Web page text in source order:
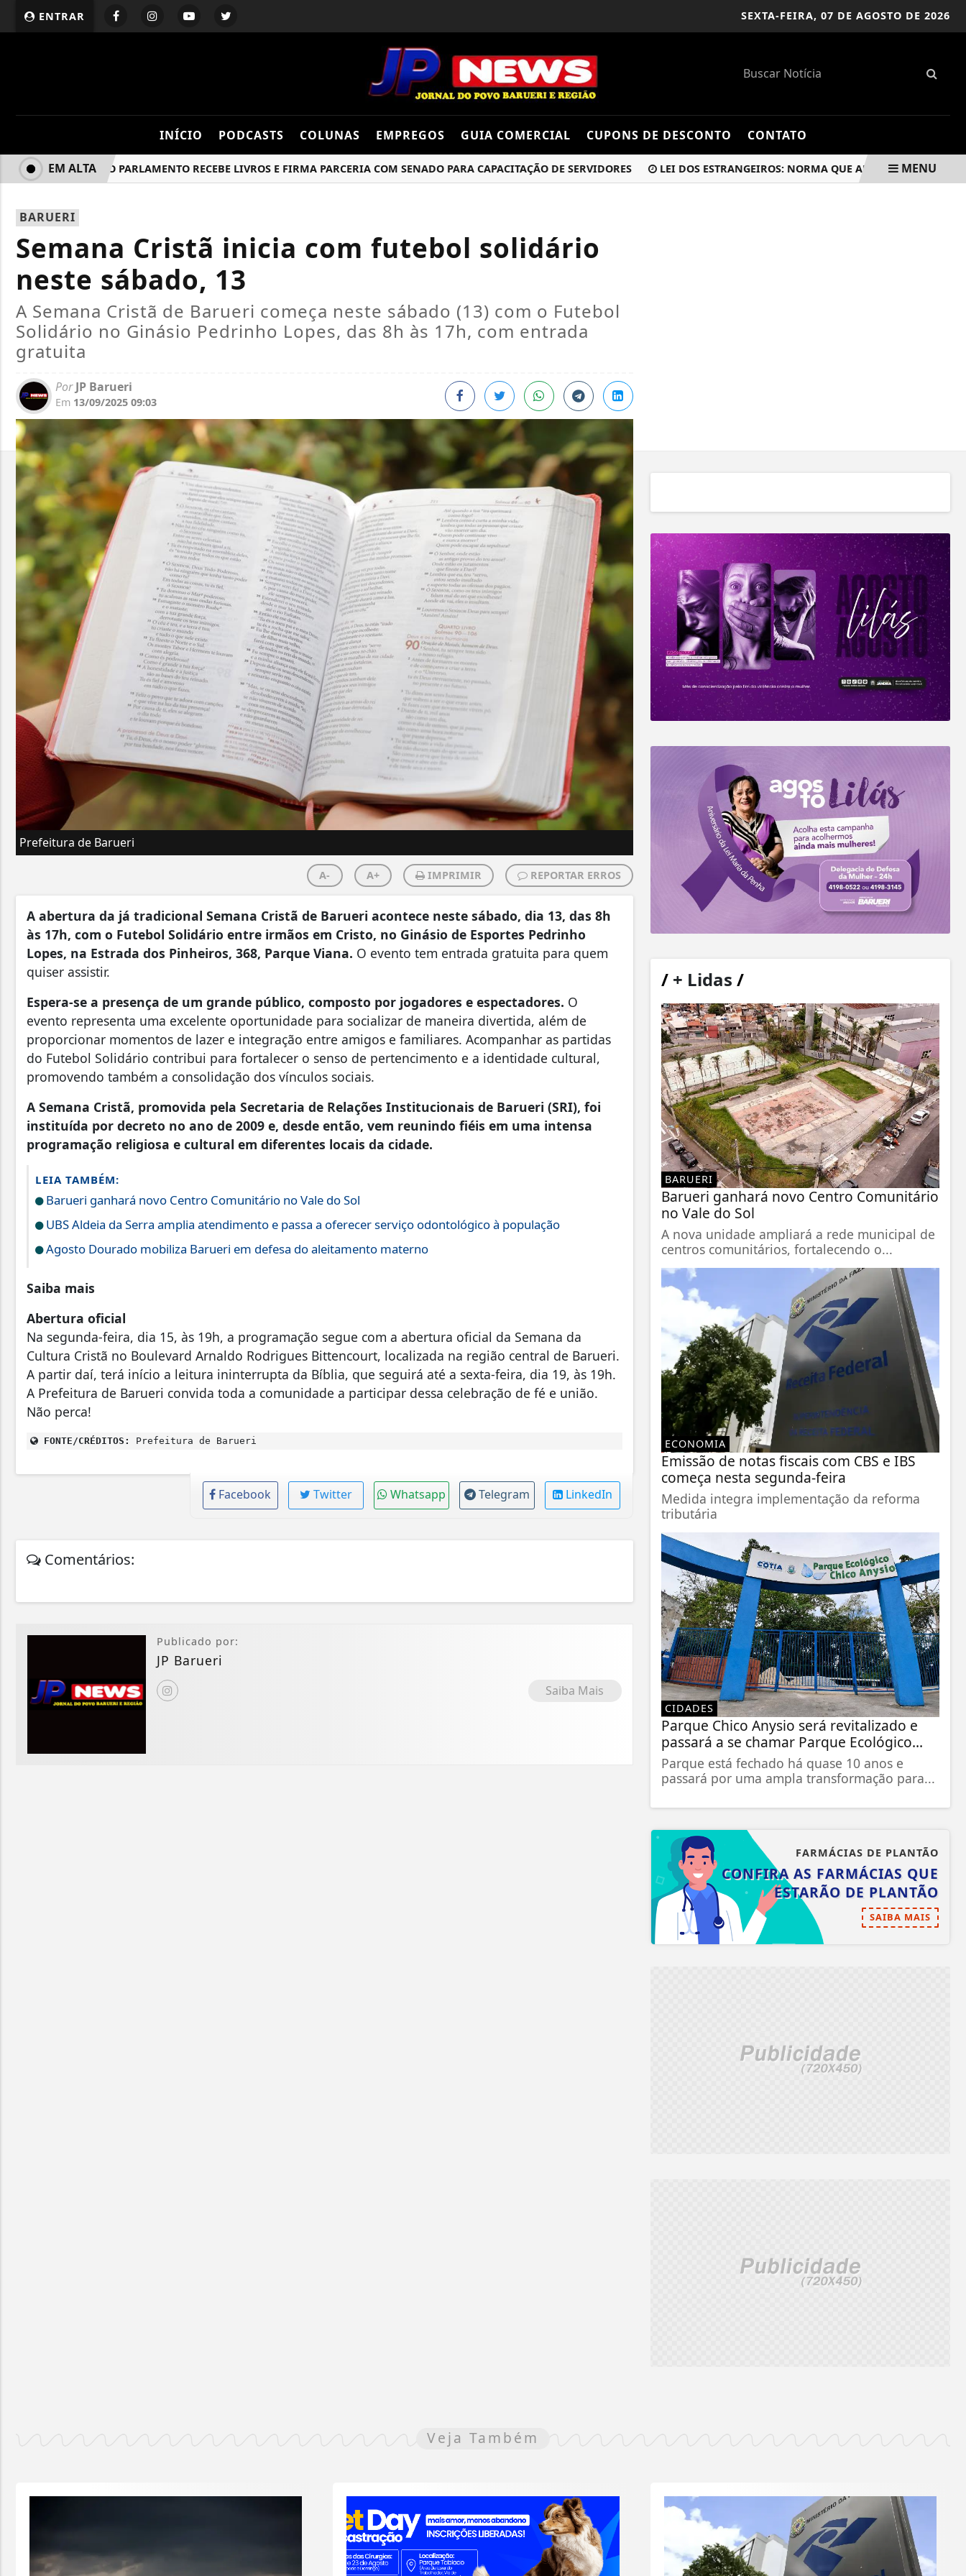
ENTRAR SEXTA-FEIRA, 07 DE AGOSTO DE 2026
INÍCIO PODCASTS COLUNAS EMPREGOS GUIA COMERCIAL CUPONS DE DESCONTO CONTATO
ESCOLA DO PARLAMENTO RECEBE LIVROS E FIRMA PARCERIA COM SENADO PARA CAPACITAÇÃO DE SERVIDORES LEI DOS ESTRANGEIROS: NORMA QUE AFETA BRASILEIROS
EM ALTA MENU
BARUERI
Semana Cristã inicia com futebol solidário
neste sábado, 13
A Semana Cristã de Barueri começa neste sábado (13) com o Futebol
Solidário no Ginásio Pedrinho Lopes, das 8h às 17h, com entrada
gratuita
PorJP Barueri
Em 13/09/2025 09:03
Prefeitura de Barueri
A- A+ IMPRIMIR REPORTAR ERROS
A abertura da já tradicional Semana Cristã de Barueri acontece neste sábado, dia 13, das 8h
às 17h, com o Futebol Solidário entre irmãos em Cristo, no Ginásio de Esportes Pedrinho
Lopes, na Estrada dos Pinheiros, 368, Parque Viana. O evento tem entrada gratuita para quem
quiser assistir.
Espera-se a presença de um grande público, composto por jogadores e espectadores. O
evento representa uma excelente oportunidade para socializar de maneira divertida, além de
proporcionar momentos de lazer e integração entre amigos e familiares. Acompanhar as partidas
do Futebol Solidário contribui para fortalecer o senso de pertencimento e a identidade cultural,
promovendo também a consolidação dos vínculos sociais.
A Semana Cristã, promovida pela Secretaria de Relações Institucionais de Barueri (SRI), foi
instituída por decreto no ano de 2009 e, desde então, vem reunindo fiéis em uma intensa
programação religiosa e cultural em diferentes locais da cidade.
LEIA TAMBÉM:
Barueri ganhará novo Centro Comunitário no Vale do Sol
UBS Aldeia da Serra amplia atendimento e passa a oferecer serviço odontológico à população
Agosto Dourado mobiliza Barueri em defesa do aleitamento materno
Saiba mais
Abertura oficial
Na segunda-feira, dia 15, às 19h, a programação segue com a abertura oficial da Semana da
Cultura Cristã no Boulevard Arnaldo Rodrigues Bittencourt, localizada na região central de Barueri.
A partir daí, terá início a leitura ininterrupta da Bíblia, que seguirá até a sexta-feira, dia 19, às 19h.
A Prefeitura de Barueri convida toda a comunidade a participar dessa celebração de fé e união.
Não perca!
FONTE/CRÉDITOS: Prefeitura de Barueri
Facebook Twitter Whatsapp Telegram LinkedIn
Comentários:
Publicado por:
JP Barueri
Saiba Mais
/+ Lidas /
BARUERI
Barueri ganhará novo Centro Comunitário
no Vale do Sol
A nova unidade ampliará a rede municipal de
centros comunitários, fortalecendo o...
ECONOMIA
Emissão de notas fiscais com CBS e IBS
começa nesta segunda-feira
Medida integra implementação da reforma
tributária
CIDADES
Parque Chico Anysio será revitalizado e
passará a se chamar Parque Ecológico...
Parque está fechado há quase 10 anos e
passará por uma ampla transformação para...
FARMÁCIAS DE PLANTÃO
CONFIRA AS FARMÁCIAS QUE
ESTARÃO DE PLANTÃO
SAIBA MAIS
Veja Também